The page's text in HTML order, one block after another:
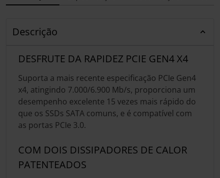
Descrição
DESFRUTE DA RAPIDEZ PCIE GEN4 X4
Suporta a mais recente especificação PCIe Gen4
x4, atingindo 7.000/6.900 Mb/s, proporciona um
desempenho excelente 15 vezes mais rápido do
que os SSDs SATA comuns, e é compatível com
as portas PCIe 3.0.
COM DOIS DISSIPADORES DE CALOR
PATENTEADOS